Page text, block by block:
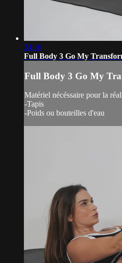
24:16
Full Body 3 Go My
Full Body 3 Go My
Matériel nécéssaire pour la
-Tapis
-Poids ou bouteilles d'eau